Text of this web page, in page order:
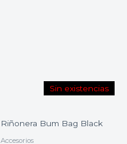
Sin existencias
Riñonera Bum Bag Black
Accesorios